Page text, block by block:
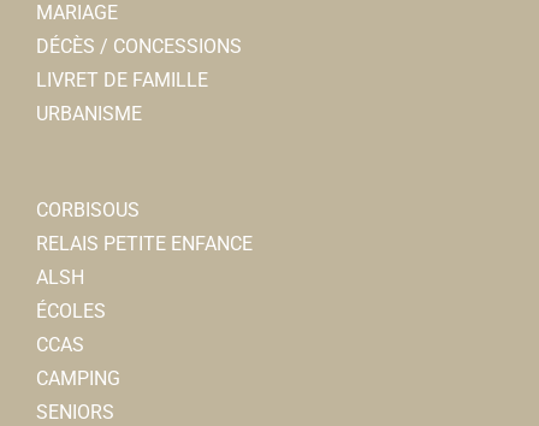
MARIAGE
DÉCÈS / CONCESSIONS
LIVRET DE FAMILLE
URBANISME
CORBISOUS
RELAIS PETITE ENFANCE
ALSH
ÉCOLES
CCAS
CAMPING
SENIORS